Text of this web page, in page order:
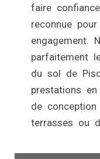
faire
reconnue
engagement.
parfaitement
du sol de
prestations en
de
terrasses ou